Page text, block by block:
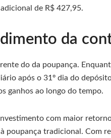
de R$ 427,95.
da
do da poupança.
após o 31º dia do
ganhos ao longo do tempo.
com maior
poupança tradicional. Com